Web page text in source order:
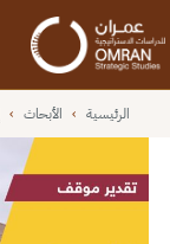
الرئيسية › الأبحاث ›